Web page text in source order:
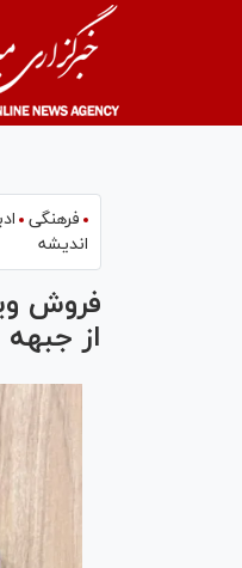
فرهنگی
اندیشه
فروش
از